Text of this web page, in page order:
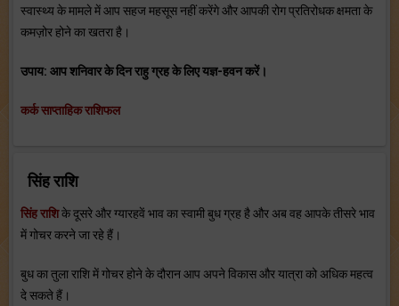
स्‍वास्‍थ्‍य के मामले में आप सहज महसूस नहीं करेंगे और आपकी रोग प्रतिरोधक क्षमता के
कमज़ोर होने का खतरा है।
उपाय: आप शनिवार के दिन राहु ग्रह के लिए यज्ञ-हवन करें।
कर्क साप्ताहिक राशिफल
सिंह राशि
सिंह राशिके दूसरे और ग्‍यारहवें भाव का स्‍वामी बुध ग्रह है और अब वह आपके तीसरे भाव
में गोचर करने जा रहे हैं।
बुध का तुला राशि में गोचर होने के दौरान आप अपने विकास और यात्रा को अधिक महत्‍व
दे सकते हैं।